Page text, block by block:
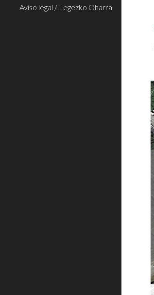
Aviso legal / Legezko Oharra